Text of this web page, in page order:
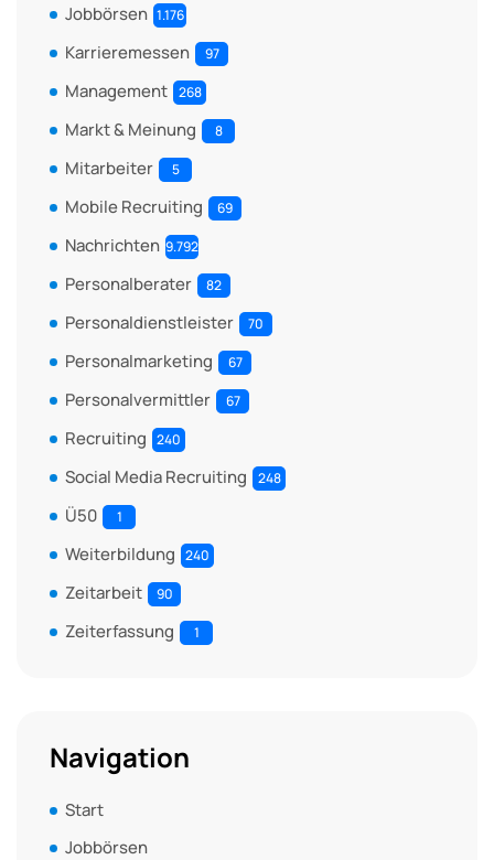
Jobbörsen 1.176
Karrieremessen 97
Management 268
Markt & Meinung 8
Mitarbeiter 5
Mobile Recruiting 69
Nachrichten 9.792
Personalberater 82
Personaldienstleister 70
Personalmarketing 67
Personalvermittler 67
Recruiting 240
Social Media Recruiting 248
Ü50 1
Weiterbildung 240
Zeitarbeit 90
Zeiterfassung 1
Navigation
Start
Jobbörsen